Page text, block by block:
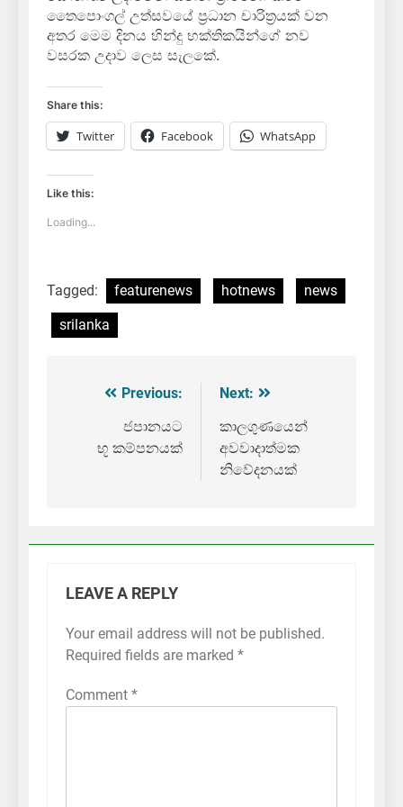
තෛපොංගල් උත්සවයේ ප්‍රධාන චාරිත්‍රයක් වන
අතර මෙම දිනය හින්දු භක්තිකයින්ගේ නව
වසරක උදාව ලෙස සැලකේ.
Share this:
Twitter Facebook WhatsApp
Like this:
Loading...
Tagged: featurenews hotnews
news
srilanka
Post
navigation
Previous:
ජපානයට
භූ කම්පනයක්
Next:
කාලගුණයෙන්
අවවාදාත්මක
නිවේදනයක්
LEAVE A REPLY
Your email address will not be published.
Required fields are marked *
Comment *